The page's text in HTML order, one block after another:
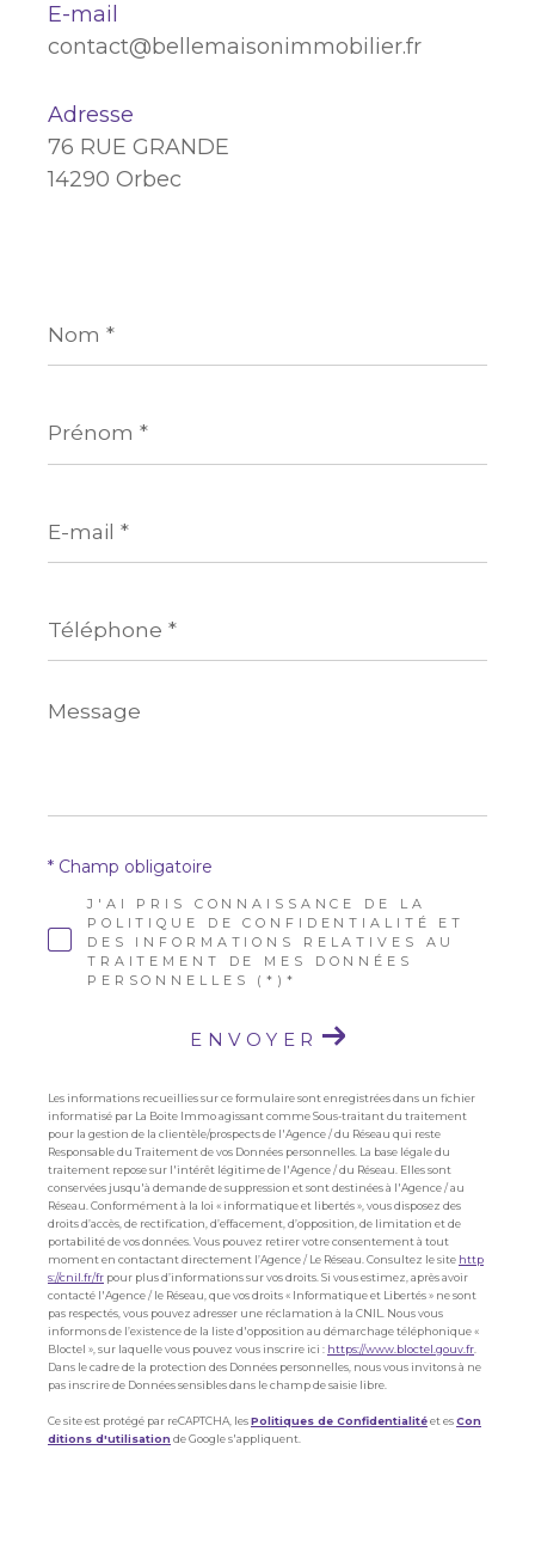
E-mail
contact@bellemaisonimmobilier.fr
Adresse
76 RUE GRANDE
14290 Orbec
*
*
mail
*
*
Message
*
J'AI PRIS CONNAISSANCE DE LA
POLITIQUE DE CONFIDENTIALITÉ ET
DES INFORMATIONS RELATIVES AU
TRAITEMENT DE MES DONNÉES
PERSONNELLES (*)*
* Champ obligatoire
ENVOYER
Les informations recueillies sur ce formulaire sont enregistrées dans un fichier
informatisé par La Boite Immo agissant comme Sous-traitant du traitement
pour la gestion de la clientèle/prospects de l'Agence / du Réseau qui reste
Responsable du Traitement de vos Données personnelles. La base légale du
traitement repose sur l'intérêt légitime de l'Agence / du Réseau. Elles sont
conservées jusqu'à demande de suppression et sont destinées à l'Agence / au
Réseau. Conformément à la loi « informatique et libertés », vous disposez des
droits d’accès, de rectification, d’effacement, d’opposition, de limitation et de
portabilité de vos données. Vous pouvez retirer votre consentement à tout
moment en contactant directement l’Agence / Le Réseau. Consultez le site http
s://cnil.fr/fr pour plus d’informations sur vos droits. Si vous estimez, après avoir
contacté l'Agence / le Réseau, que vos droits « Informatique et Libertés » ne sont
pas respectés, vous pouvez adresser une réclamation à la CNIL. Nous vous
informons de l’existence de la liste d'opposition au démarchage téléphonique «
Bloctel », sur laquelle vous pouvez vous inscrire ici : https://www.bloctel.gouv.fr
Dans le cadre de la protection des Données personnelles, nous vous invitons à ne
pas inscrire de Données sensibles dans le champ de saisie libre.
Ce site est protégé par reCAPTCHA, lesPolitiques de Confidentialitéet esCon
ditions d'utilisation de Google s'appliquent.